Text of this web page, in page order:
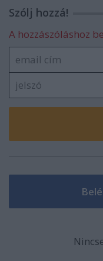
Szólj hozzá!
A hozzászóláshoz